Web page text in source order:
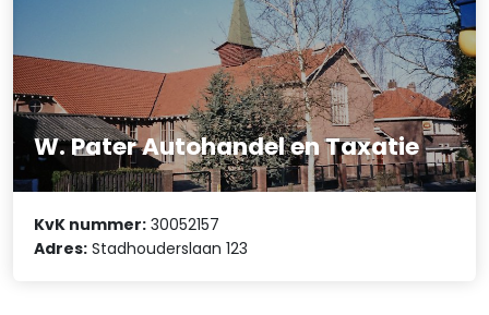
W. Pater Autohandel en Taxatie
KvK nummer: 30052157
Adres: Stadhouderslaan 123